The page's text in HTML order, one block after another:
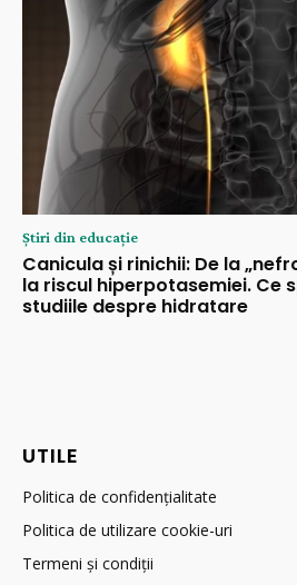
Știri din educație
Canicula și rinichii: De la
la riscul hiperpotasemiei. Ce
studiile despre hidratare
UTILE
Politica de confidențialitate
Politica de utilizare cookie-uri
Termeni și condiții